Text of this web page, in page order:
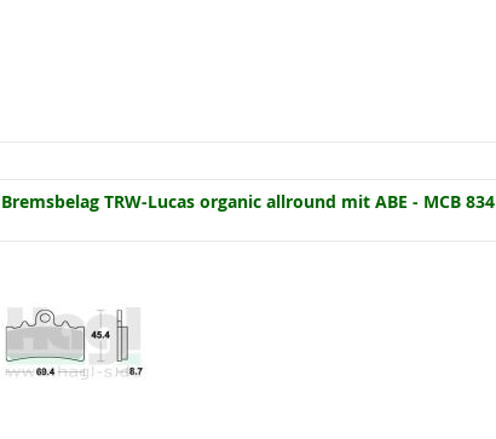
Bremsbelag TRW-Lucas organic allround mit ABE - MCB 834